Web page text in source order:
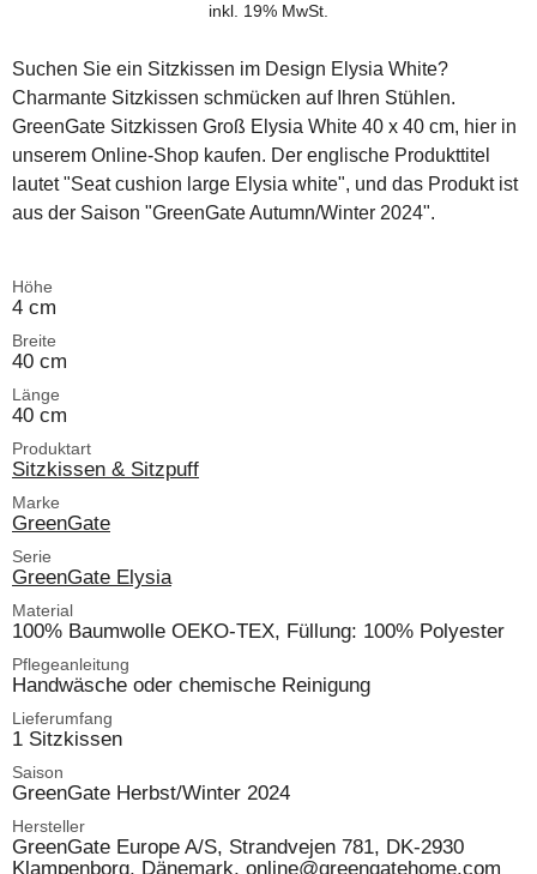
inkl. 19% MwSt.
Suchen Sie ein Sitzkissen im Design Elysia White?
Charmante Sitzkissen schmücken auf Ihren Stühlen.
GreenGate Sitzkissen Groß Elysia White 40 x 40 cm, hier in
unserem Online-Shop kaufen. Der englische Produkttitel
lautet "Seat cushion large Elysia white", und das Produkt ist
aus der Saison "GreenGate Autumn/Winter 2024".
Höhe
4 cm
Breite
40 cm
Länge
40 cm
Produktart
Sitzkissen & Sitzpuff
Marke
GreenGate
Serie
GreenGate Elysia
Material
100% Baumwolle OEKO-TEX, Füllung: 100% Polyester
Pflegeanleitung
Handwäsche oder chemische Reinigung
Lieferumfang
1 Sitzkissen
Saison
GreenGate Herbst/Winter 2024
Hersteller
GreenGate Europe A/S, Strandvejen 781, DK-2930
Klampenborg, Dänemark, online@greengatehome.com